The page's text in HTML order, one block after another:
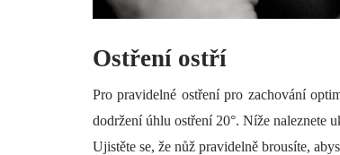
Ostření ostří
Pro pravidelné ostření pro zachování
dodržení úhlu ostření 20°. Níže naleznete
Ujistěte se, že nůž pravidelně brousíte,